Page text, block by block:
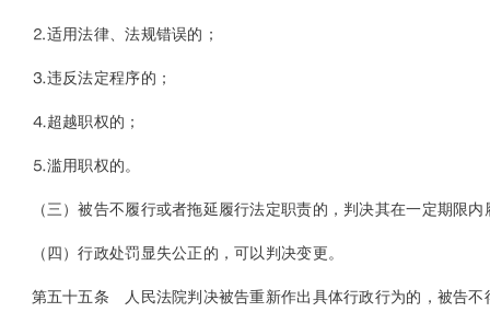
⒉适用法律、法规错误的；
⒊违反法定程序的；
⒋超越职权的；
⒌滥用职权的。
（三）被告不履行或者拖延履行法定职责的，判决其在一定期限内
（四）行政处罚显失公正的，可以判决变更。
第五十五条 人民法院判决被告重新作出具体行政行为的，被告